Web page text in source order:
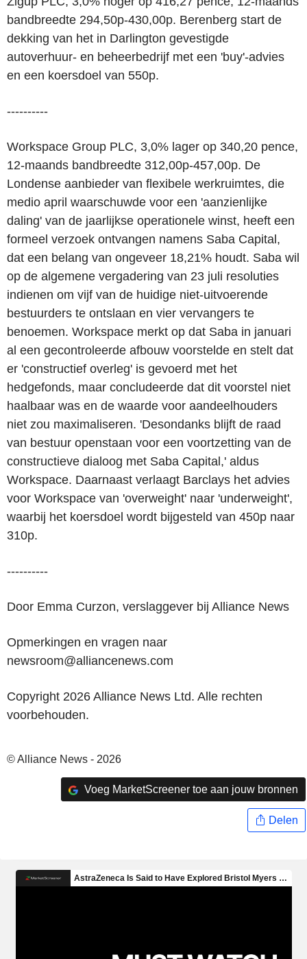
bandbreedte 294,50p-430,00p. Berenberg start de
dekking van het in Darlington gevestigde
autoverhuur- en beheerbedrijf met een 'buy'-advies
en een koersdoel van 550p.
----------
Workspace Group PLC, 3,0% lager op 340,20 pence,
12-maands bandbreedte 312,00p-457,00p. De
Londense aanbieder van flexibele werkruimtes, die
medio april waarschuwde voor een 'aanzienlijke
daling' van de jaarlijkse operationele winst, heeft een
formeel verzoek ontvangen namens Saba Capital,
dat een belang van ongeveer 18,21% houdt. Saba wil
op de algemene vergadering van 23 juli resoluties
indienen om vijf van de huidige niet-uitvoerende
bestuurders te ontslaan en vier vervangers te
benoemen. Workspace merkt op dat Saba in januari
al een gecontroleerde afbouw voorstelde en stelt dat
er 'constructief overleg' is gevoerd met het
hedgefonds, maar concludeerde dat dit voorstel niet
haalbaar was en de waarde voor aandeelhouders
niet zou maximaliseren. 'Desondanks blijft de raad
van bestuur openstaan voor een voortzetting van de
constructieve dialoog met Saba Capital,' aldus
Workspace. Daarnaast verlaagt Barclays het advies
voor Workspace van 'overweight' naar 'underweight',
waarbij het koersdoel wordt bijgesteld van 450p naar
310p.
----------
Door Emma Curzon, verslaggever bij Alliance News
Opmerkingen en vragen naar
newsroom@alliancenews.com
Copyright 2026 Alliance News Ltd. Alle rechten
voorbehouden.
© Alliance News - 2026
Voeg MarketScreener toe aan jouw bronnen
Delen